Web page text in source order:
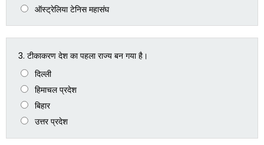
ऑस्ट्रेलिया टेनिस महासंघ
3. टीकाकरण देश का पहला राज्य बन गया है।
दिल्ली
हिमाचल प्रदेश
बिहार
उत्तर प्रदेश